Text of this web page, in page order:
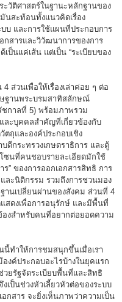
วัติศาสตร์ในฐานะหลักฐานของ
นสะท้อนทั้งแนวคิดเรื่อง
บ และการใช้แผนที่ประกอบการ
กสารและวิวัฒนาการของการ
เป็นแค่เส้น แต่เป็น “ระเบียบของ
ส่วนเพื่อให้เรื่องเล่าค่อย ๆ ต่อ
ฐานพระบรมสาทิสลักษณ์
ชกาลที่ 5) พร้อมภาพรวม
ละบุคคลสำคัญที่เกี่ยวข้องกับ
ตถุและองค์ประกอบเชิง
กระทรวงเกษตราธิการ และตู้
ซนที่คนชอบรายละเอียดมักใช้
ร” ของการออกเอกสารสิทธิ การ
ละนิติกรรม รวมถึงการชวนมอง
านเปลี่ยนผ่านของสังคม ส่วนที่ 4
สดงเพื่อการอนุรักษ์ และมีพื้นที่
องสำหรับคนที่อยากต่อยอดความ
ทำให้การชมสนุกขึ้นเมื่อเรา
งค์ประกอบอะไรบ้างในยุคแรก
ยรัฐจัดระเบียบพื้นที่และสิทธิ
เป็นช่วงหัวเลี้ยวหัวต่อของระบบ
สาร จะยิ่งเห็นภาพว่าความเป็น